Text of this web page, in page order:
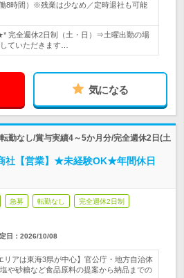
8時間）※残業は少なめ／定時退社も可能
完全週休2日制（土・日）⇒土曜出勤の場
ていただきます…
気になる
勤なし/賞与実績4～5か月分/完全週休2日(土
社【営業】★未経験OK★年間休日
急募 転勤なし 完全週休2日制
日： 2026/10/08
リアは東海3県が中心】官公庁・地方自治体
や砂糖など食品原料の提案から納品までの